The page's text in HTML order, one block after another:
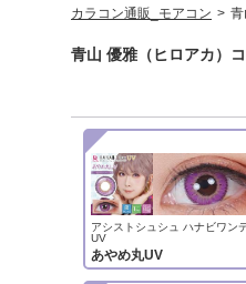
カラコン通販_モアコン
青山 優雅（ヒロアカ）
アシストシュシュ ハナビワン
UV
あやめ丸UV